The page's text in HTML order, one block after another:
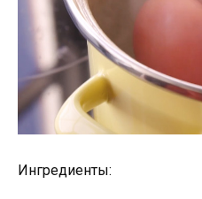
Ингредиенты: